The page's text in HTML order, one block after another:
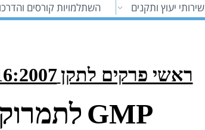
שירותי יעוץ ותקנים השתלמויות קורסים
ראשי פרקים לתקן
GMP